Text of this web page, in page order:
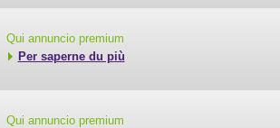
Qui annuncio premium
Per saperne du più
Qui annuncio premium